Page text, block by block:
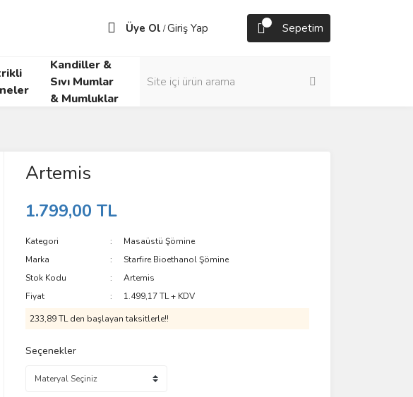
Üye Ol /Giriş Yap Sepetim
Kandiller &
Sıvı Mumlar
& Mumluklar
Artemis
1.799,00 TL
Kategori
Masaüstü Şömine
Marka
Starfire Bioethanol Şömine
Stok Kodu
Artemis
Fiyat
1.499,17 TL + KDV
233,89 TL den başlayan taksitlerle!!
Seçenekler